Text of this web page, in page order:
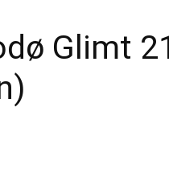
Glimt